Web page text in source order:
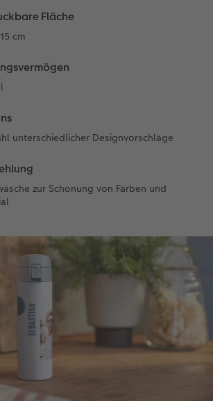
Fläche
cm
unterschiedlicher Designvorschläge
zur Schonung von Farben und